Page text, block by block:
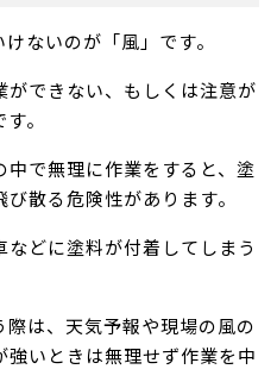
ないのが「風」です。
できない、もしくは注意が
。
で無理に作業をすると、塗
散る危険性があります。
どに塗料が付着してしまう
は、天気予報や現場の風の
いときは無理せず作業を中